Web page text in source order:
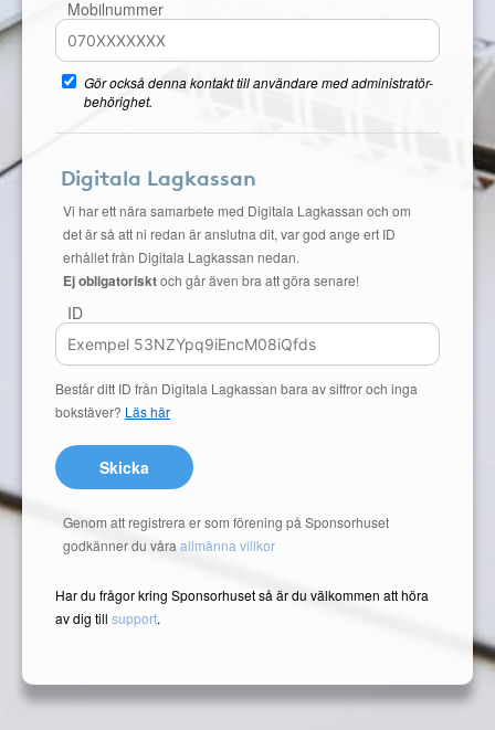
Mobilnummer
Gör också denna kontakt till användare med administratör-
behörighet.
Digitala Lagkassan
Vi har ett nära samarbete med Digitala Lagkassan och om
det är så att ni redan är anslutna dit, var god ange ert ID
erhållet från Digitala Lagkassan nedan.
Ej obligatorisktoch går även bra att göra senare!
ID
Består ditt ID från Digitala Lagkassan bara av siffror och inga
bokstäver? Läs här
Skicka
Genom att registrera er som förening på Sponsorhuset
godkänner du våra allmänna villkor
Har du frågor kring Sponsorhuset så är du välkommen att höra
av dig till support.